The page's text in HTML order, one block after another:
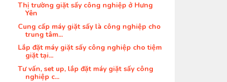
Thị trường giặt sấy công nghiệp ở Hưng
Yên
Cung cấp máy giặt sấy là công nghiệp cho
trung tâm...
Lắp đặt máy giặt sấy công nghiệp cho tiệm
giặt tại...
Tư vấn, set up, lắp đặt máy giặt sấy công
nghiệp c...